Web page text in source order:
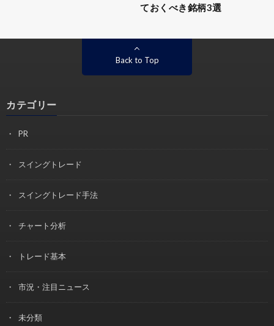
ておくべき銘柄3選
Back to Top
カテゴリー
PR
スイングトレード
スイングトレード手法
チャート分析
トレード基本
市況・注目ニュース
未分類